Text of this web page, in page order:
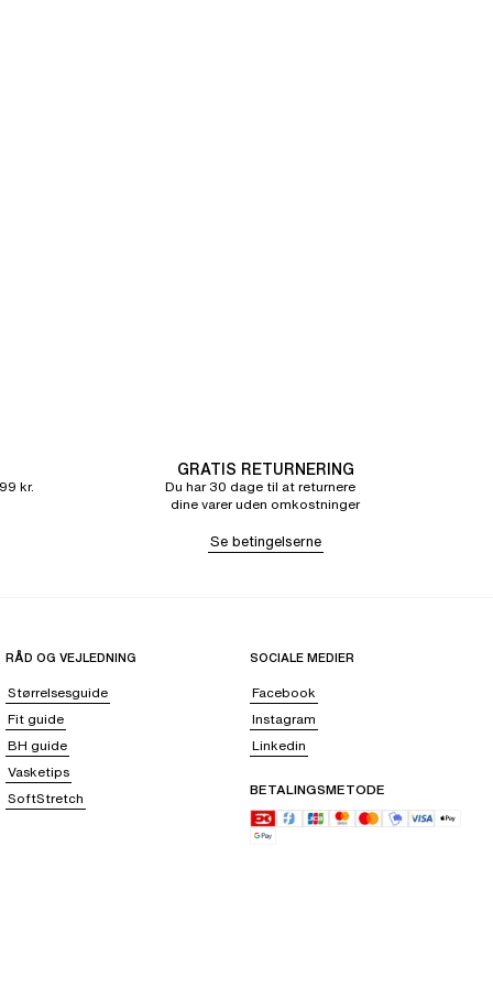
kr.
GRATIS RETURNERING
Du har 30 dage til at returnere
dine varer uden omkostninger
Se betingelserne
RÅD OG VEJLEDNING
Størrelsesguide
Fit guide
BH guide
Vasketips
SoftStretch
SOCIALE MEDIER
Facebook
Instagram
Linkedin
BETALINGSMETODE